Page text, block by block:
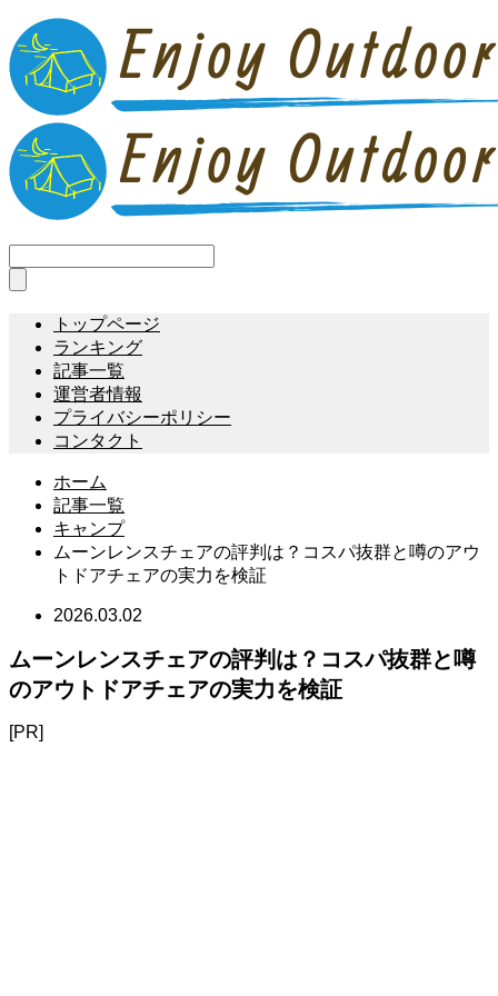
トップページ
ランキング
記事一覧
運営者情報
プライバシーポリシー
コンタクト
ホーム
記事一覧
キャンプ
ムーンレンスチェアの評判は？コスパ抜群と噂のアウ
トドアチェアの実力を検証
2026.03.02
ムーンレンスチェアの評判は？コスパ抜群と噂
のアウトドアチェアの実力を検証
[PR]